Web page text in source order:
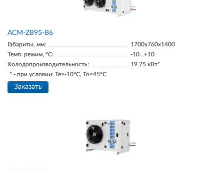
ACM-ZB95-В6
Габариты, мм:
1700х760х1400
Темп. режим, °С:
-10...+10
Холодопроизводительность:
19.75 кВт*
* - при условии: Te=-10ºC, To=45ºC
Заказать